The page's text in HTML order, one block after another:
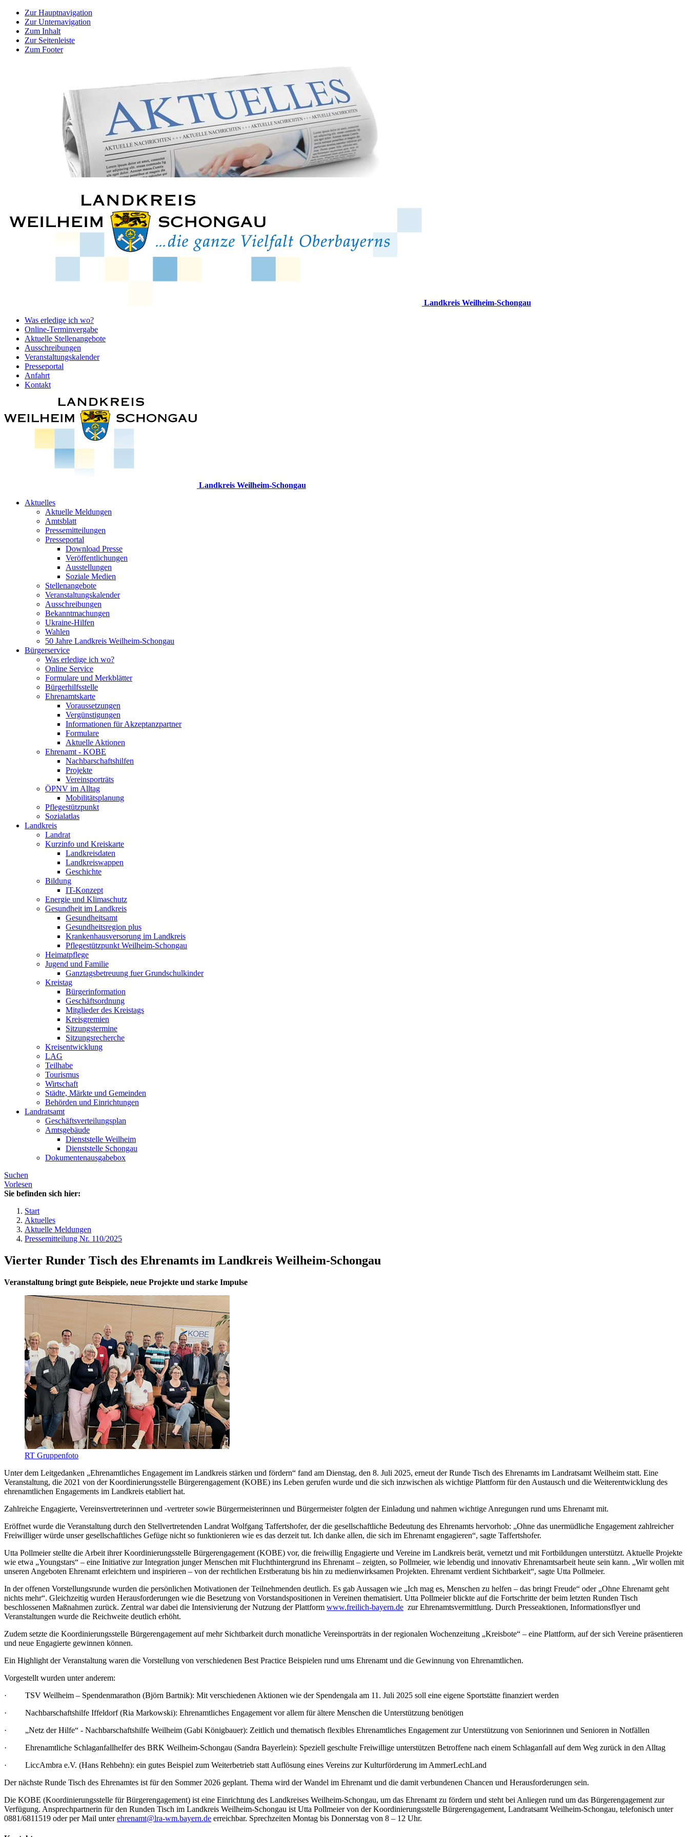
Zur Hauptnavigation
Zur Unternavigation
Zum Inhalt
Zur Seitenleiste
Zum Footer
Landkreis Weilheim-Schongau
Was erledige ich wo?
Online-Terminvergabe
Aktuelle Stellenangebote
Ausschreibungen
Veranstaltungskalender
Presseportal
Anfahrt
Kontakt
Landkreis Weilheim-Schongau
Aktuelles
Aktuelle Meldungen
Amtsblatt
Pressemitteilungen
Presseportal
Download Presse
Veröffentlichungen
Ausstellungen
Soziale Medien
Stellenangebote
Veranstaltungskalender
Ausschreibungen
Bekanntmachungen
Ukraine-Hilfen
Wahlen
50 Jahre Landkreis Weilheim-Schongau
Bürgerservice
Was erledige ich wo?
Online Service
Formulare und Merkblätter
Bürgerhilfsstelle
Ehrenamtskarte
Voraussetzungen
Vergünstigungen
Informationen für Akzeptanzpartner
Formulare
Aktuelle Aktionen
Ehrenamt - KOBE
Nachbarschaftshilfen
Projekte
Vereinsporträts
ÖPNV im Alltag
Mobilitätsplanung
Pflegestützpunkt
Sozialatlas
Landkreis
Landrat
Kurzinfo und Kreiskarte
Landkreisdaten
Landkreiswappen
Geschichte
Bildung
IT-Konzept
Energie und Klimaschutz
Gesundheit im Landkreis
Gesundheitsamt
Gesundheitsregion plus
Krankenhausversorung im Landkreis
Pflegestützpunkt Weilheim-Schongau
Heimatpflege
Jugend und Familie
Ganztagsbetreuung fuer Grundschulkinder
Kreistag
Bürgerinformation
Geschäftsordnung
Mitglieder des Kreistags
Kreisgremien
Sitzungstermine
Sitzungsrecherche
Kreisentwicklung
LAG
Teilhabe
Tourismus
Wirtschaft
Städte, Märkte und Gemeinden
Behörden und Einrichtungen
Landratsamt
Geschäftsverteilungsplan
Amtsgebäude
Dienststelle Weilheim
Dienststelle Schongau
Dokumentenausgabebox
Suchen
Vorlesen
Sie befinden sich hier:
Start
Aktuelles
Aktuelle Meldungen
Pressemitteilung Nr. 110/2025
Vierter Runder Tisch des Ehrenamts im Landkreis Weilheim-Schongau
Veranstaltung bringt gute Beispiele, neue Projekte und starke Impulse
RT Gruppenfoto
Unter dem Leitgedanken „Ehrenamtliches Engagement im Landkreis stärken und fördern“ fand am Dienstag, den 8. Juli 2025, erneut der Runde Tisch des Ehrenamts im Landratsamt Weilheim statt. Eine
Veranstaltung, die 2021 von der Koordinierungsstelle Bürgerengagement (KOBE) ins Leben gerufen wurde und die sich inzwischen als wichtige Plattform für den Austausch und die Weiterentwicklung des
ehrenamtlichen Engagements im Landkreis etabliert hat.
Zahlreiche Engagierte, Vereinsvertreterinnen und -vertreter sowie Bürgermeisterinnen und Bürgermeister folgten der Einladung und nahmen wichtige Anregungen rund ums Ehrenamt mit.
Eröffnet wurde die Veranstaltung durch den Stellvertretenden Landrat Wolfgang Taffertshofer, der die gesellschaftliche Bedeutung des Ehrenamts hervorhob: „Ohne das unermüdliche Engagement zahlreicher
Freiwilliger würde unser gesellschaftliches Gefüge nicht so funktionieren wie es das derzeit tut. Ich danke allen, die sich im Ehrenamt engagieren“, sagte Taffertshofer.
Utta Pollmeier stellte die Arbeit ihrer Koordinierungsstelle Bürgerengagement (KOBE) vor, die freiwillig Engagierte und Vereine im Landkreis berät, vernetzt und mit Fortbildungen unterstützt. Aktuelle Projekte
wie etwa „Youngstars“ – eine Initiative zur Integration junger Menschen mit Fluchthintergrund ins Ehrenamt – zeigten, so Pollmeier, wie lebendig und innovativ Ehrenamtsarbeit heute sein kann. „Wir wollen mit
unseren Angeboten Ehrenamt erleichtern und inspirieren – von der rechtlichen Erstberatung bis hin zu medienwirksamen Projekten. Ehrenamt verdient Sichtbarkeit“, sagte Utta Pollmeier.
In der offenen Vorstellungsrunde wurden die persönlichen Motivationen der Teilnehmenden deutlich. Es gab Aussagen wie „Ich mag es, Menschen zu helfen – das bringt Freude“ oder „Ohne Ehrenamt geht
nichts mehr“. Gleichzeitig wurden Herausforderungen wie die Besetzung von Vorstandspositionen in Vereinen thematisiert. Utta Pollmeier blickte auf die Fortschritte der beim letzten Runden Tisch
beschlossenen Maßnahmen zurück. Zentral war dabei die Intensivierung der Nutzung der Plattform www.freilich-bayern.de zur Ehrenamtsvermittlung. Durch Presseaktionen, Informationsflyer und
Veranstaltungen wurde die Reichweite deutlich erhöht.
Zudem setzte die Koordinierungsstelle Bürgerengagement auf mehr Sichtbarkeit durch monatliche Vereinsporträts in der regionalen Wochenzeitung „Kreisbote“ – eine Plattform, auf der sich Vereine präsentieren
und neue Engagierte gewinnen können.
Ein Highlight der Veranstaltung waren die Vorstellung von verschiedenen Best Practice Beispielen rund ums Ehrenamt und die Gewinnung von Ehrenamtlichen.
Vorgestellt wurden unter anderem:
· TSV Weilheim – Spendenmarathon (Björn Bartnik): Mit verschiedenen Aktionen wie der Spendengala am 11. Juli 2025 soll eine eigene Sportstätte finanziert werden
· Nachbarschaftshilfe Iffeldorf (Ria Markowski): Ehrenamtliches Engagement vor allem für ältere Menschen die Unterstützung benötigen
· „Netz der Hilfe“ - Nachbarschaftshilfe Weilheim (Gabi Königbauer): Zeitlich und thematisch flexibles Ehrenamtliches Engagement zur Unterstützung von Seniorinnen und Senioren in Notfällen
· Ehrenamtliche Schlaganfallhelfer des BRK Weilheim-Schongau (Sandra Bayerlein): Speziell geschulte Freiwillige unterstützen Betroffene nach einem Schlaganfall auf dem Weg zurück in den Alltag
· LiccAmbra e.V. (Hans Rehbehn): ein gutes Beispiel zum Weiterbetrieb statt Auflösung eines Vereins zur Kulturförderung im AmmerLechLand
Der nächste Runde Tisch des Ehrenamtes ist für den Sommer 2026 geplant. Thema wird der Wandel im Ehrenamt und die damit verbundenen Chancen und Herausforderungen sein.
Die KOBE (Koordinierungsstelle für Bürgerengagement) ist eine Einrichtung des Landkreises Weilheim-Schongau, um das Ehrenamt zu fördern und steht bei Anliegen rund um das Bürgerengagement zur
Verfügung. Ansprechpartnerin für den Runden Tisch im Landkreis Weilheim-Schongau ist Utta Pollmeier von der Koordinierungsstelle Bürgerengagement, Landratsamt Weilheim-Schongau, telefonisch unter
0881/6811519 oder per Mail unterehrenamt@lra-wm.bayern.de erreichbar. Sprechzeiten Montag bis Donnerstag von 8 – 12 Uhr.